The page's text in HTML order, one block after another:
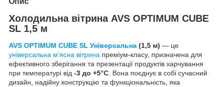
Холодильна вітрина AVS OPTIMUM CUBE
SL 1,5 м
AVS OPTIMUM CUBE SL Універсальна (1,5 м) — це
універсальна м’ясна вітрина преміум-класу, призначена для
ефективного зберігання та презентації продуктів харчування
при температурі від -3 до +5°C. Вона поєднує в собі сучасний
дизайн, надійну конструкцію та функціональність, яка